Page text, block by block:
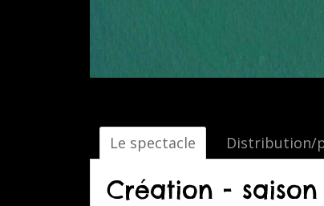
Le spectacle Distribution/
Création -